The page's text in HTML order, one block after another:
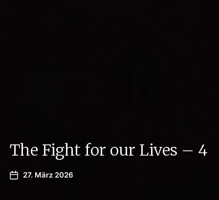
The Fight for our Lives – 4
27. März 2026